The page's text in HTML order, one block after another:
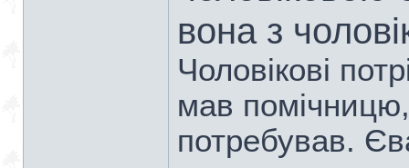
вона з
Чоловікові
мав
потребував.